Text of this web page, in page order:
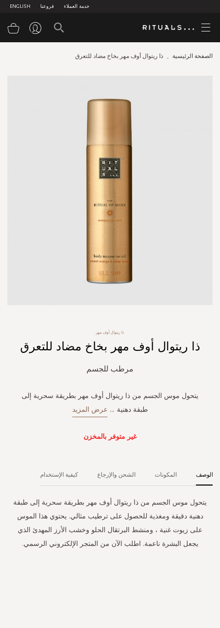
ENGLISH فروعنا خدمة العملاء
الصفحة الرئيسية ذا ريتوال أوف مهر بخاخ مضاد للتعرق
beginning
gallery
ذا ريتوال أوف مهر
ذا ريتوال أوف مهر بخاخ مضاد للتعرق
مرطب للجسم
يتحول موس الجسم من ذا ريتوال أوف مهر بطريقة سحرية إلى
طبقة دهنية ... عرض المزيد
غير متوفر بالمخزن
الوصف
يتحول موس الجسم من ذا ريتوال أوف مهر بطريقة سحرية إلى طبقة
دهنية دقيقة ومغذية للحصول على ترطيب مثالي. يحتوي هذا الموس
على زيوت غنية ، ومنشط البرتقال الحلو وخشب الأرز المهدئ الذي
يجعل البشرة ناعمة. اطلب الآن من المتجر الإلكتروني الرسمي.
المكونات الشحن والإرجاع كيفية الإستخدام